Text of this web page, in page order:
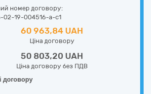
номер договору:
02-19-004516-a-c1
60 963,84 UAH
Ціна договору
50 803,20 UAH
Ціна договору без ПДВ
договору